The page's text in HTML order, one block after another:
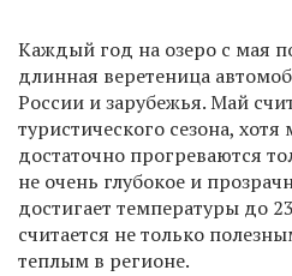
Каждый год на озеро с мая
длинная веретеница
России и зарубежья. Май
туристического сезона, хотя
достаточно прогреваются
не очень глубокое и
достигает температуры до
считается не только
теплым в регионе.